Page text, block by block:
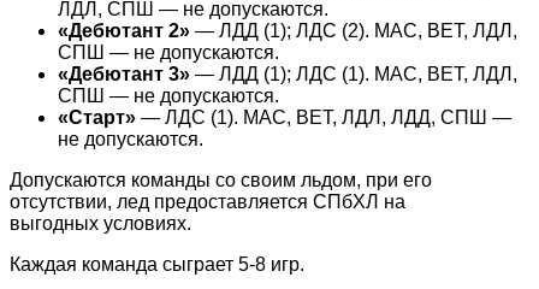
ЛДЛ, СПШ — не допускаются.
«Дебютант 2» — ЛДД (1); ЛДС (2). МАС, ВЕТ, ЛДЛ,
СПШ — не допускаются.
«Дебютант 3» — ЛДД (1); ЛДС (1). МАС, ВЕТ, ЛДЛ,
СПШ — не допускаются.
«Старт» — ЛДС (1). МАС, ВЕТ, ЛДЛ, ЛДД, СПШ —
не допускаются.
Допускаются команды со своим льдом, при его
отсутствии, лед предоставляется СПбХЛ на
выгодных условиях.
Каждая команда сыграет 5-8 игр.